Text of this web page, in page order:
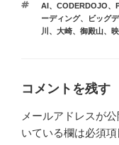
ゴ
ー
タ
グ
AI、 CODERDOJO、
ーディング、 ビッグ
川 、 大崎、 御殿山、
コメントを残す
メールアドレスが
いている欄は必須